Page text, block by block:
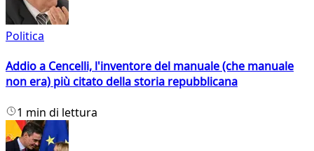
Politica
Addio a Cencelli, l'inventore del manuale (che manuale
non era) più citato della storia repubblicana
1 min di lettura